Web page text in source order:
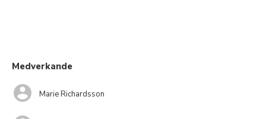
Medverkande
Marie Richardsson